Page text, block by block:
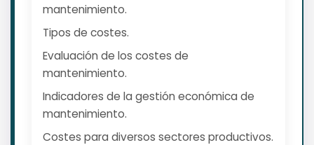
mantenimiento.
Tipos de costes.
Evaluación de los costes de
mantenimiento.
Indicadores de la gestión económica de
mantenimiento.
Costes para diversos sectores productivos.